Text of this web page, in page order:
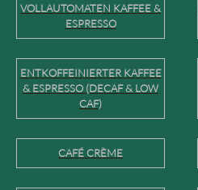
VOLLAUTOMATEN KAFFEE &
ESPRESSO
ENTKOFFEINIERTER KAFFEE
& ESPRESSO (DECAF & LOW
CAF)
CAFÉ CRÈME